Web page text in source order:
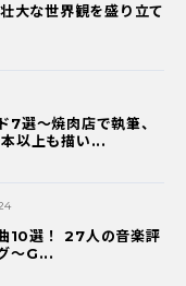
大な世界観を盛り立て
7選〜焼肉店で執筆、
以上も描い...
10選！ 27人の音楽評
〜G...